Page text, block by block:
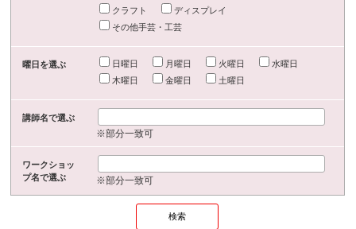
クラフト
ディスプレイ
その他手芸・工芸
曜日を選ぶ 日曜日 月曜日 火曜日
水曜日
木曜日
金曜日 土曜日
講師名で選ぶ
※部分一致可
ワークショッ
プ名で選ぶ
※部分一致可